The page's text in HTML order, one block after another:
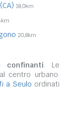
18,0km
20,8km
confinanti. Le
centro urbano.
a Seulo ordinati